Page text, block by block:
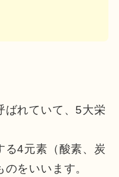
ばれていて、5大栄
る4元素（酸素、炭
をいいます。